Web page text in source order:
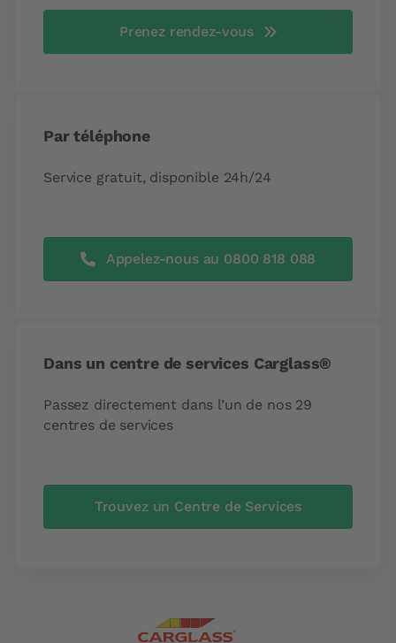
Prenez rendez-vous
Par téléphone
Service gratuit, disponible 24h/24
Appelez-nous au 0800 818 088
Dans un centre de services Carglass®
Passez directement dans l’un de nos 29
centres de services
Trouvez un Centre de Services